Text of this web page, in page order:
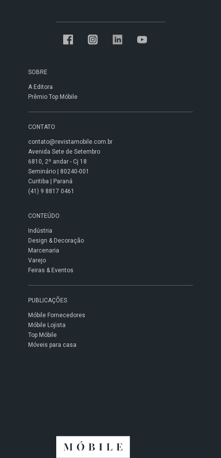
SOBRE
A Editora
Prêmio Top Móbile
CONTATO
contato@revistamobile.com.br
Avenida Sete de Setembro
6810, 2º andar - Cj 18
Seminário | 80240-001
Curitiba | Paraná
(41) 9 8817 0461
CONTEÚDO
Indústria
Design & Decoração
Marcenaria
Varejo
Feiras & Eventos
PUBLICAÇÕES
Móbile Fornecedores
Móbile Lojista
Top Móbile
Móveis para casa